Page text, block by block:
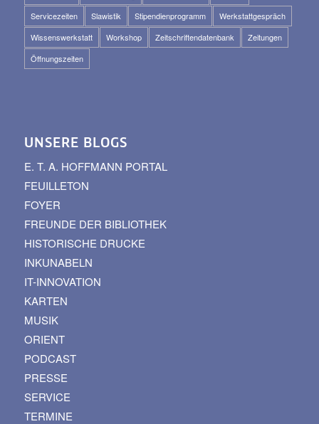
Servicezeiten
Slawistik Stipendienprogramm
Werkstattgespräch
Wissenswerkstatt
Workshop Zeitschriftendatenbank
Zeitungen
Öffnungszeiten
UNSERE BLOGS
E. T. A. HOFFMANN PORTAL
FEUILLETON
FOYER
FREUNDE DER BIBLIOTHEK
HISTORISCHE DRUCKE
INKUNABELN
IT-INNOVATION
KARTEN
MUSIK
ORIENT
PODCAST
PRESSE
SERVICE
TERMINE